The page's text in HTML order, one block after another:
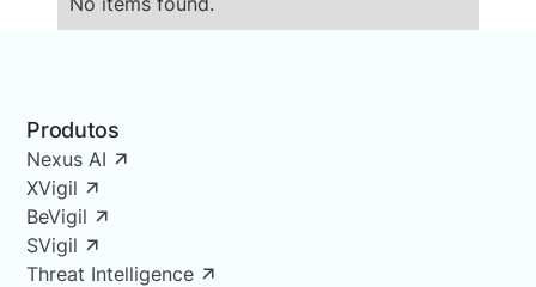
Produtos
Nexus AI
XVigil
BeVigil
SVigil
Threat Intelligence